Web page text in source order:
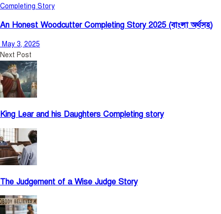
Completing Story
An Honest Woodcutter Completing Story 2025 (বাংলা অর্থসহ)
May 3, 2025
Next Post
King Lear and his Daughters Completing story
The Judgement of a Wise Judge Story